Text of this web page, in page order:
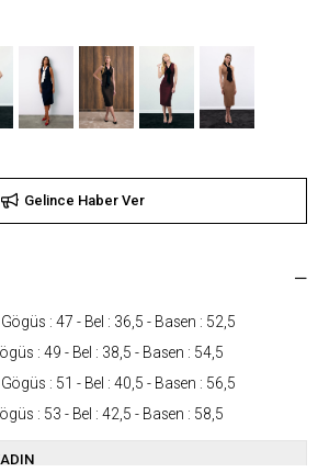
Gelince Haber Ver
: 47 - Bel : 36,5 - Basen : 52,5
: 49 - Bel : 38,5 - Basen : 54,5
: 51 - Bel : 40,5 - Basen : 56,5
: 53 - Bel : 42,5 - Basen : 58,5